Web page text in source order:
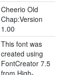
Cheerio Old
Chap:Version
1.00
This font was
created using
FontCreator 7.5